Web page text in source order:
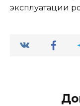
эксплуатации